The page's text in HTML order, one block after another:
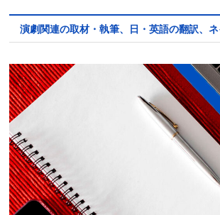
演劇関連の取材・執筆、日・英語の翻訳、